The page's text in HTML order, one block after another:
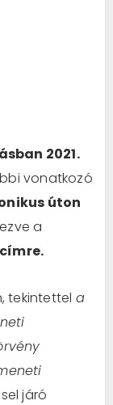
2021.
vonatkozó
úton
a
tekintettel a
járó